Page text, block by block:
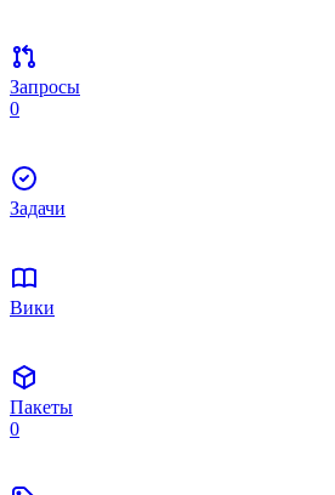
Запросы
0
Задачи
Вики
Пакеты
0